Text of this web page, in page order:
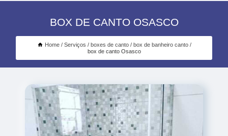
BOX DE CANTO OSASCO
Home Serviços boxes de canto
box de banheiro canto
box de canto Osasco